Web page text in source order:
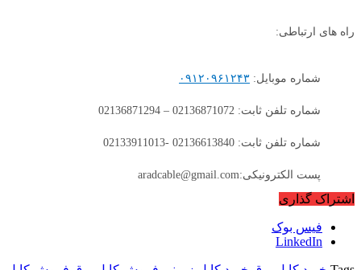
راه های ارتباطی:
شماره موبایل: ۰۹۱۲۰۹۶۱۲۴۳
شماره تلفن ثابت: 02136871072 – 02136871294
شماره تلفن ثابت: 02136613840 -02133911013
پست الکترونیکی:aradcable@gmail.com
اشتراک گذاری
فیس بوک
LinkedIn